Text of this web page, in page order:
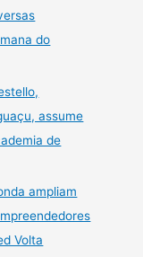
do
assume
de
ampliam
Volta